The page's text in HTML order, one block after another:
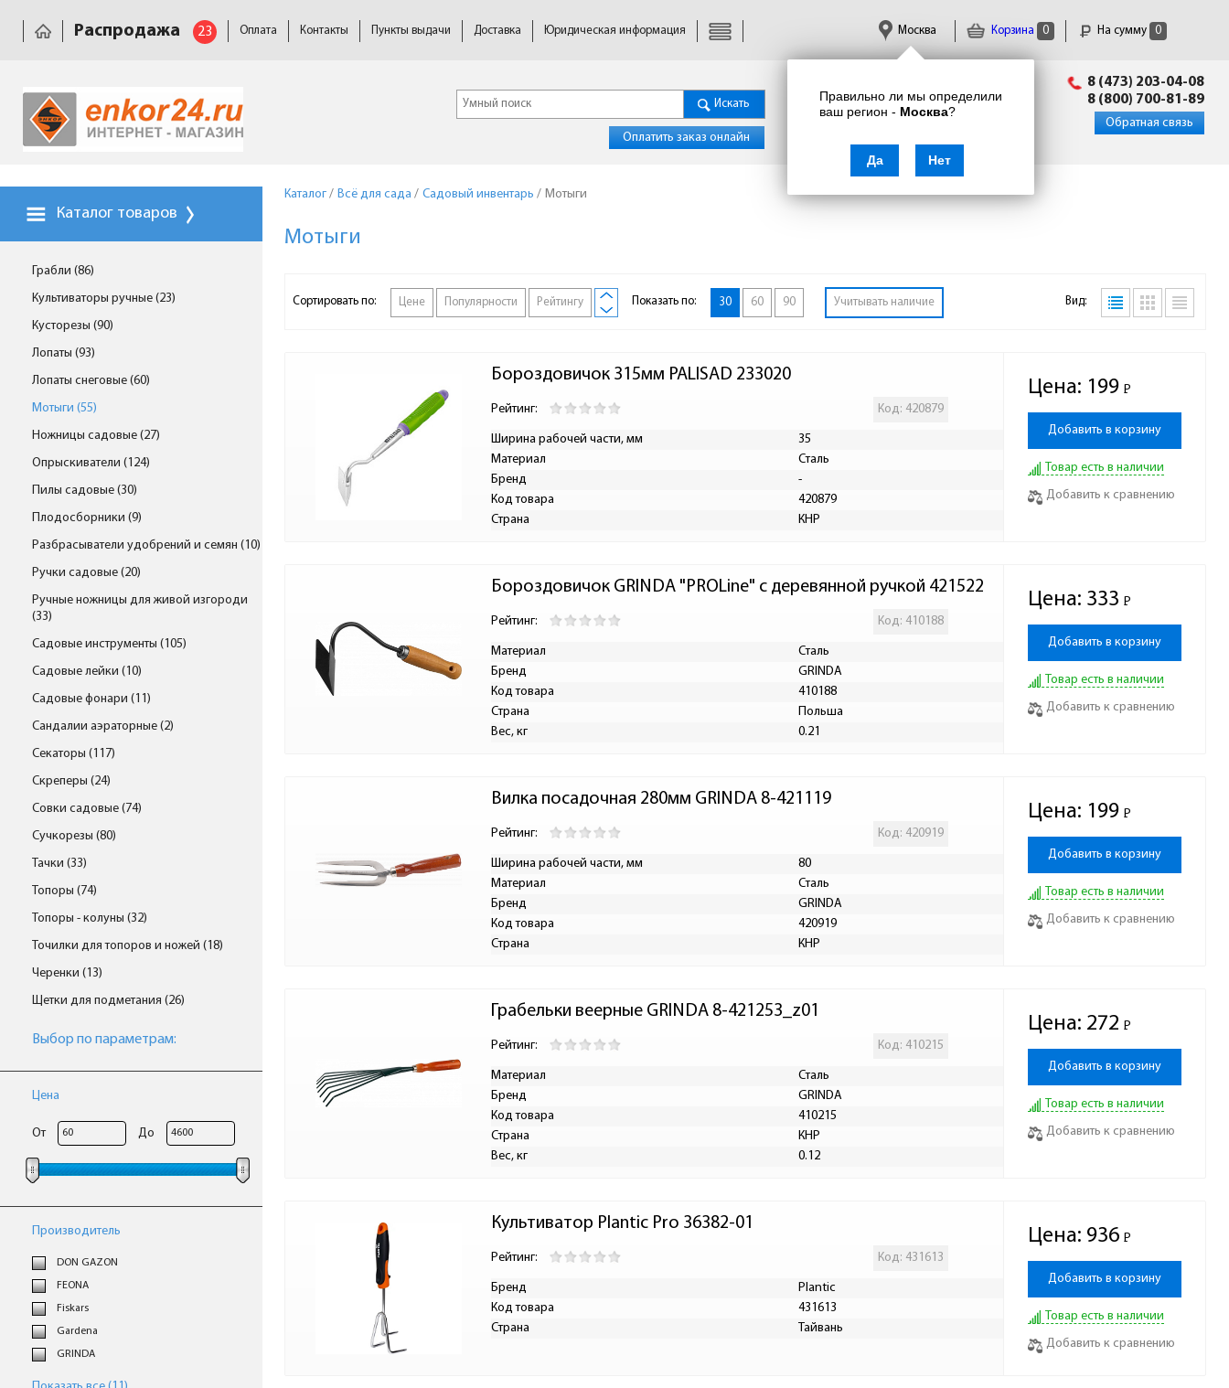
Корзина 0 На сумму 0
Правильно ли мы определили
ваш регион - Москва?
Да Нет
Москва
Распродажа 23 Оплата Контакты Пункты выдачи Доставка Юридическая информация
Искать
Оплатить заказ онлайн
info@enkor24.ru
8 (473) 203-04-08
8 (800) 700-81-89
Обратная связь
Каталог товаров
Грабли (86)
Культиваторы ручные (23)
Кусторезы (90)
Лопаты (93)
Лопаты снеговые (60)
Мотыги (55)
Ножницы садовые (27)
Опрыскиватели (124)
Пилы садовые (30)
Плодосборники (9)
Разбрасыватели удобрений и семян (10)
Ручки садовые (20)
Ручные ножницы для живой изгороди
(33)
Садовые инструменты (105)
Садовые лейки (10)
Садовые фонари (11)
Сандалии аэраторные (2)
Секаторы (117)
Скреперы (24)
Совки садовые (74)
Сучкорезы (80)
Тачки (33)
Топоры (74)
Топоры - колуны (32)
Точилки для топоров и ножей (18)
Черенки (13)
Щетки для подметания (26)
Выбор по параметрам:
Цена
От До
Производитель
DON GAZON
FEONA
Fiskars
Gardena
GRINDA
Каталог / Всё для сада / Садовый инвентарь / Мотыги
Мотыги
Сортировать по: Цене Популярности Рейтингу Показать по: 30 60 90 Учитывать наличие Вид:
Бороздовичок 315мм PALISAD 233020
Рейтинг: Код: 420879
Ширина рабочей части, мм
35
Материал
Сталь
Бренд
-
Код товара
420879
Страна
КНР
Цена: 199 Р
-
Добавить в корзину
Товар есть в наличии
Добавить к сравнению
Бороздовичок GRINDA "PROLine" с деревянной ручкой 421522
Рейтинг: Код: 410188
Материал
Сталь
Бренд
GRINDA
Код товара
410188
Страна
Польша
Вес, кг
0.21
Цена: 333 Р
-
Добавить в корзину
Товар есть в наличии
Добавить к сравнению
Вилка посадочная 280мм GRINDA 8-421119
Рейтинг: Код: 420919
Ширина рабочей части, мм
80
Материал
Сталь
Бренд
GRINDA
Код товара
420919
Страна
КНР
Цена: 199 Р
-
Добавить в корзину
Товар есть в наличии
Добавить к сравнению
Грабельки веерные GRINDA 8-421253_z01
Рейтинг: Код: 410215
Материал
Сталь
Бренд
GRINDA
Код товара
410215
Страна
КНР
Вес, кг
0.12
Цена: 272 Р
-
Добавить в корзину
Товар есть в наличии
Добавить к сравнению
Культиватор Plantic Pro 36382-01
Рейтинг: Код: 431613
Бренд
Plantic
Код товара
431613
Страна
Тайвань
Цена: 936 Р
-
Добавить в корзину
Товар есть в наличии
Добавить к сравнению